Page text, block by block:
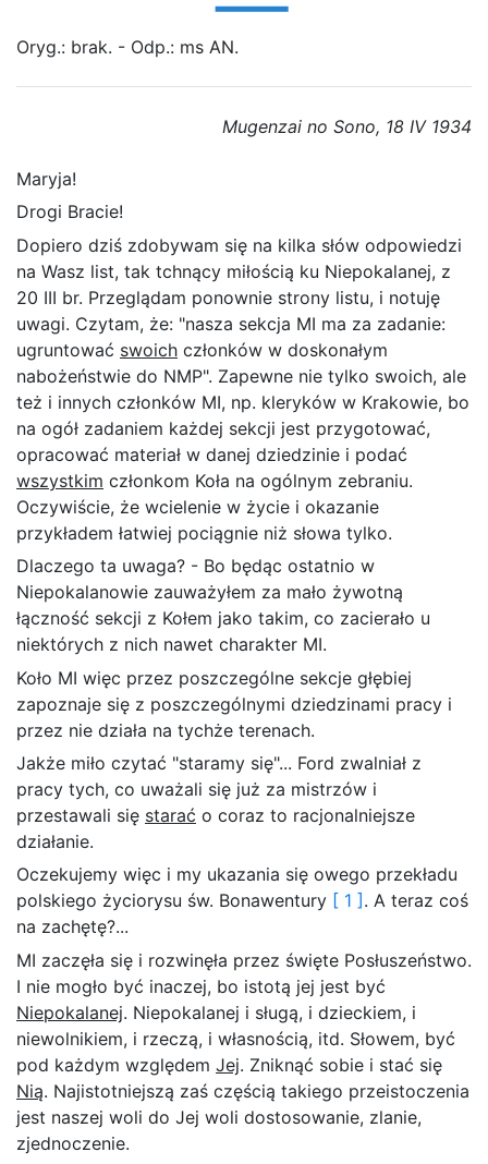
Oryg.: brak. - Odp.: ms AN.
Mugenzai no Sono, 18 IV 1934
Maryja!
Drogi Bracie!
Dopiero dziś zdobywam się na kilka słów odpowiedzi
na Wasz list, tak tchnący miłością ku Niepokalanej, z
20 III br. Przeglądam ponownie strony listu, i notuję
uwagi. Czytam, że: "nasza sekcja MI ma za zadanie:
ugruntować swoich członków w doskonałym
nabożeństwie do NMP". Zapewne nie tylko swoich, ale
też i innych członków MI, np. kleryków w Krakowie, bo
na ogół zadaniem każdej sekcji jest przygotować,
opracować materiał w danej dziedzinie i podać
wszystkim członkom Koła na ogólnym zebraniu.
Oczywiście, że wcielenie w życie i okazanie
przykładem łatwiej pociągnie niż słowa tylko.
Dlaczego ta uwaga? - Bo będąc ostatnio w
Niepokalanowie zauważyłem za mało żywotną
łączność sekcji z Kołem jako takim, co zacierało u
niektórych z nich nawet charakter MI.
Koło MI więc przez poszczególne sekcje głębiej
zapoznaje się z poszczególnymi dziedzinami pracy i
przez nie działa na tychże terenach.
Jakże miło czytać "staramy się"... Ford zwalniał z
pracy tych, co uważali się już za mistrzów i
przestawali się starać o coraz to racjonalniejsze
działanie.
Oczekujemy więc i my ukazania się owego przekładu
polskiego życiorysu św. Bonawentury [ 1 ] . A teraz coś
na zachętę?...
MI zaczęła się i rozwinęła przez święte Posłuszeństwo.
I nie mogło być inaczej, bo istotą jej jest być
Niepokalanej. Niepokalanej i sługą, i dzieckiem, i
niewolnikiem, i rzeczą, i własnością, itd. Słowem, być
pod każdym względem Jej. Zniknąć sobie i stać się
Nią. Najistotniejszą zaś częścią takiego przeistoczenia
jest naszej woli do Jej woli dostosowanie, zlanie,
zjednoczenie.